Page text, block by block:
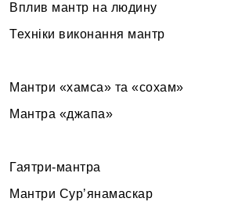
Вплив мантр на людину
Техніки виконання мантр
Мантри «хамса» та «сохам»
Мантра «джапа»
Гаятри-мантра
Мантри Сурʼянамаскар